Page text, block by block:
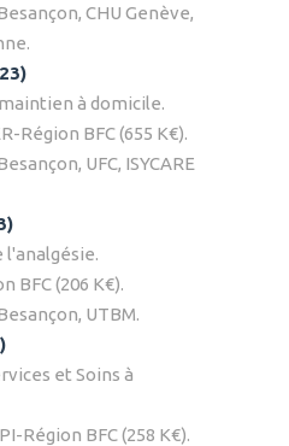
CHU Genève,
à domicile.
Région BFC (655 K€).
UFC, ISYCARE
l'analgésie.
BFC (206 K€).
UTBM.
et Soins à
Région BFC (258 K€).